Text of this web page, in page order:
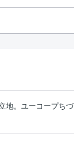
地。ユーコープち